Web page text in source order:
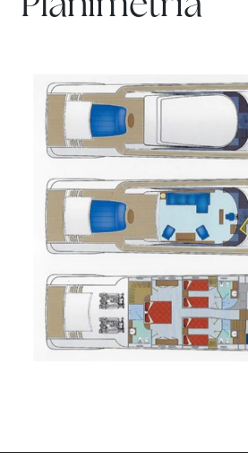
Planimetria